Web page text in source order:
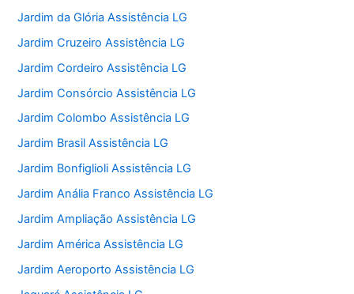
Jardim da Glória Assistência LG
Jardim Cruzeiro Assistência LG
Jardim Cordeiro Assistência LG
Jardim Consórcio Assistência LG
Jardim Colombo Assistência LG
Jardim Brasil Assistência LG
Jardim Bonfiglioli Assistência LG
Jardim Anália Franco Assistência LG
Jardim Ampliação Assistência LG
Jardim América Assistência LG
Jardim Aeroporto Assistência LG